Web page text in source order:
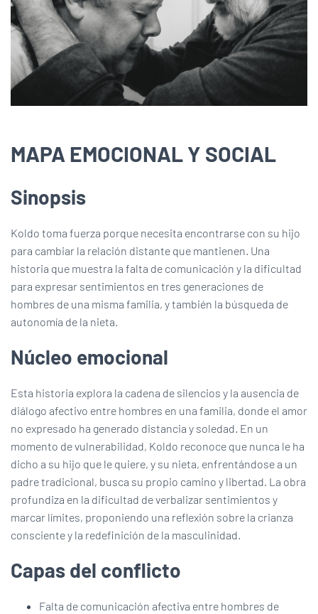
N
MAPA EMOCIONAL Y SOCIAL
Sinopsis
Koldo toma fuerza porque necesita encontrarse con su hijo
para cambiar la relación distante que mantienen. Una
historia que muestra la falta de comunicación y la dificultad
para expresar sentimientos en tres generaciones de
hombres de una misma familia, y también la búsqueda de
autonomía de la nieta.
Núcleo emocional
Esta historia explora la cadena de silencios y la ausencia de
diálogo afectivo entre hombres en una familia, donde el amor
no expresado ha generado distancia y soledad. En un
momento de vulnerabilidad, Koldo reconoce que nunca le ha
dicho a su hijo que le quiere, y su nieta, enfrentándose a un
padre tradicional, busca su propio camino y libertad. La obra
profundiza en la dificultad de verbalizar sentimientos y
marcar límites, proponiendo una reflexión sobre la crianza
consciente y la redefinición de la masculinidad.
Capas del conflicto
Falta de comunicación afectiva entre hombres de